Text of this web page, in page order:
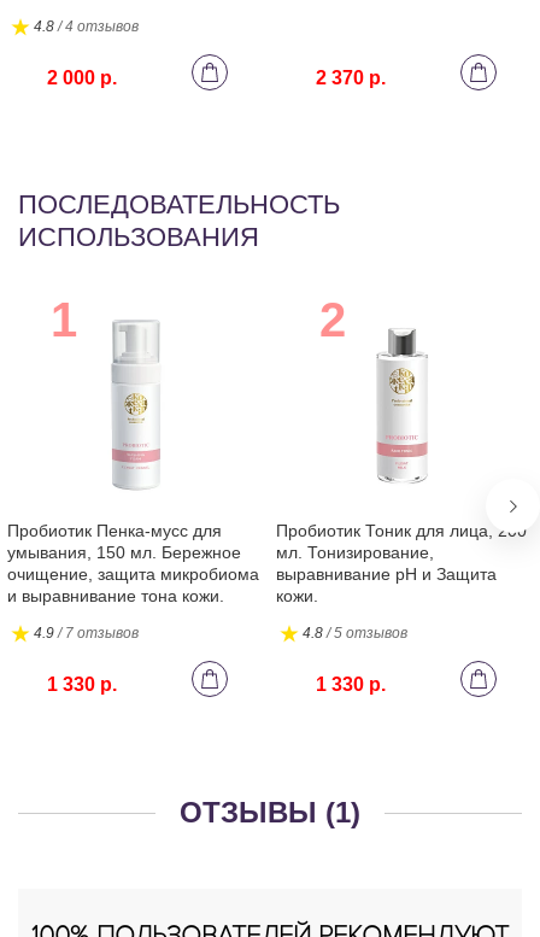
4.8/ 4 отзывов
2 000 р. 2 370 р.
ПОСЛЕДОВАТЕЛЬНОСТЬ
ИСПОЛЬЗОВАНИЯ
Пробиотик Пенка-мусс для
умывания, 150 мл. Бережное
очищение, защита микробиома
и выравнивание тона кожи.
4.9/ 7 отзывов
1 330 р.
Пробиотик Тоник для лица, 200
мл. Тонизирование,
выравнивание pH и Защита
кожи.
4.8/ 5 отзывов
1 330 р.
ОТЗЫВЫ (1)